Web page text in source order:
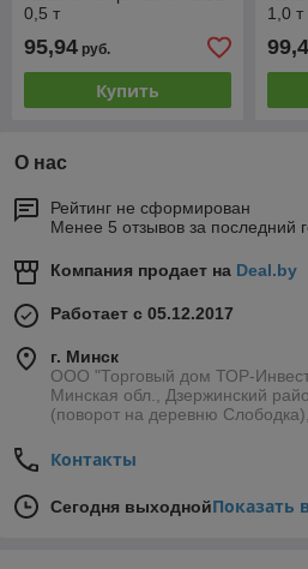
0,5 т
95,94 руб.
Купить
1,0 т
О нас
Рейтинг не сформирован
Менее 5 отзывов за последний
Компания продает на Deal.by
Работает с 05.12.2017
г. Минск
ООО "Торговый дом ТОР-
Минская обл., Дзержинский
(поворот на деревню
Контакты
Сегодня выходнойПоказать